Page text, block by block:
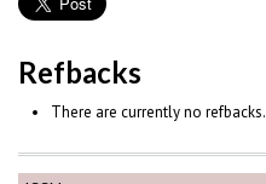
Refbacks
There are currently no refbacks.